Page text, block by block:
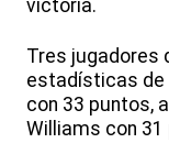
victoria.
Tres jugadores
estadísticas de
con 33 puntos,
Williams con 31